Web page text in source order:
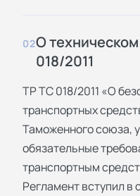
02О
018/2011
ТР ТС 018/2011 «О
транспортных
Таможенного союза,
обязательные
транспортным
Регламент вступил в